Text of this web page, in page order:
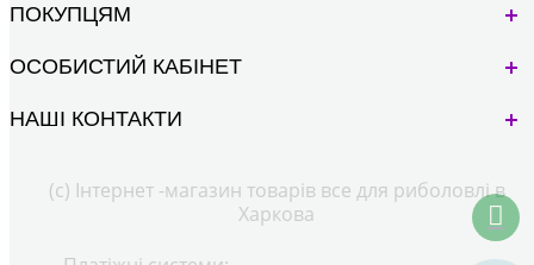
ПОКУПЦЯМ
ОСОБИСТИЙ КАБІНЕТ
НАШІ КОНТАКТИ
(с) Інтернет -магазин товарів все для риболовлі в
Харкова